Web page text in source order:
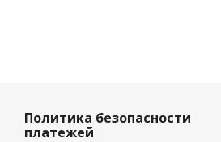
Политика безопасности
платежей